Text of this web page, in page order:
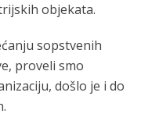
objekata.
sopstvenih
proveli smo
došlo je i do